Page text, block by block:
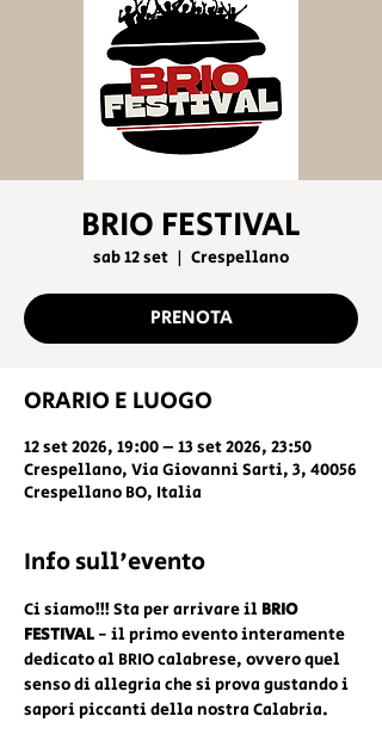
BRIO FESTIVAL
sab 12 set
  |
Crespellano
PRENOTA
ORARIO E LUOGO
12 set 2026, 19:00 – 13 set 2026, 23:50
Crespellano, Via Giovanni Sarti, 3, 40056
Crespellano BO, Italia
Info sull'evento
Ci siamo!!! Sta per arrivare il BRIO
FESTIVAL - il primo evento interamente
dedicato al BRIO calabrese, ovvero quel
senso di allegria che si prova gustando i
sapori piccanti della nostra Calabria.